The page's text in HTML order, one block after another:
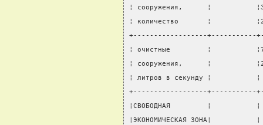
¦ сооружения,      ¦
¦ количество       ¦
+------------------+-----------
¦ очистные         ¦
¦ сооружения,      ¦
¦ литров в секунду ¦
+------------------+-----------
¦СВОБОДНАЯ         ¦
¦ЭКОНОМИЧЕСКАЯ